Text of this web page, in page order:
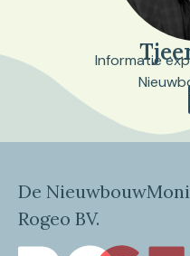
Informatie
De
Rogeo BV.